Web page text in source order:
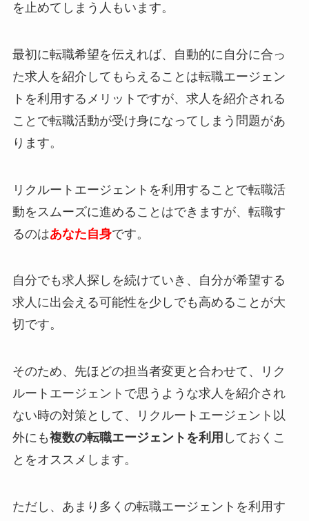
を止めてしまう人もいます。
最初に転職希望を伝えれば、自動的に自分に合っ
た求人を紹介してもらえることは転職エージェン
トを利用するメリットですが、求人を紹介される
ことで転職活動が受け身になってしまう問題があ
ります。
リクルートエージェントを利用することで転職活
動をスムーズに進めることはできますが、 転職す
るのはあなた自身です。
自分でも求人探しを続けていき、自分が希望する
求人に出会える可能性を少しでも高めることが大
切です。
そのため、先ほどの担当者変更と合わせて、リク
ルートエージェントで思うような求人を紹介され
ない時の対策として、リクルートエージェント以
外にも複数の転職エージェントを利用 しておくこ
とをオススメします。
ただし、あまり多くの転職エージェントを利用す